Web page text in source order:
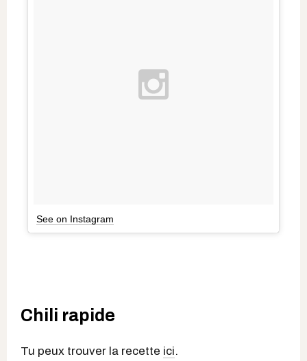
See on Instagram
Chili rapide
Tu peux trouver la recette ici.